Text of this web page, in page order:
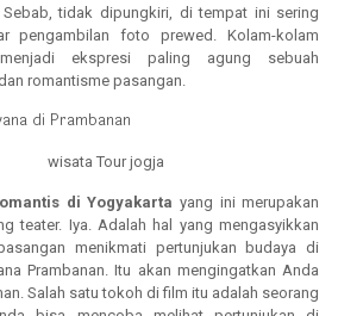
Sebab, tidak dipungkiri, di tempat ini sering
pengambilan foto prewed. Kolam-kolam
ekspresi paling agung sebuah
romantisme pasangan.
di Prambanan
di Yogyakarta yang ini merupakan
teater. Iya. Adalah hal yang mengasyikkan
menikmati pertunjukan budaya di
Prambanan. Itu akan mengingatkan Anda
Salah satu tokoh di film itu adalah seorang